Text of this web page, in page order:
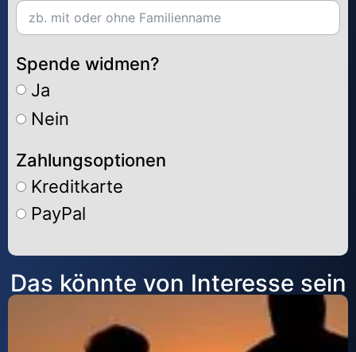
Spende widmen?
Ja
Nein
Zahlungsoptionen
Kreditkarte
PayPal
Alternative:
Das könnte von Interesse sein